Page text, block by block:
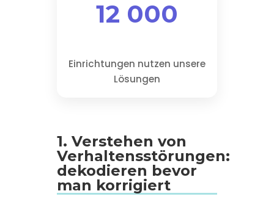
12 000
Einrichtungen nutzen unsere
Lösungen
1. Verstehen von
Verhaltensstörungen:
dekodieren bevor
man korrigiert